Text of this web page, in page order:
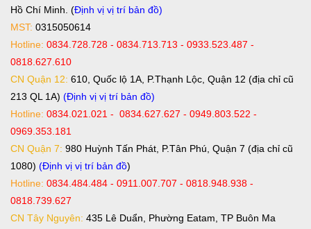
Hồ Chí Minh. (Định vị vị trí bản đồ)
MST: 0315050614
Hotline: 0834.728.728 - 0834.713.713 - 0933.523.487 -
0818.627.610
CN Quận 12: 610, Quốc lộ 1A, P.Thạnh Lộc, Quận 12 (địa chỉ cũ
213 QL 1A) (Định vị vị trí bản đồ)
Hotline: 0834.021.021 - 0834.627.627 - 0949.803.522 -
0969.353.181
CN Quận 7: 980 Huỳnh Tấn Phát, P.Tân Phú, Quận 7 (địa chỉ cũ
1080) (Định vị vị trí bản đồ)
Hotline: 0834.484.484 - 0911.007.707 - 0818.948.938 -
0818.739.627
CN Tây Nguyên: 435 Lê Duẩn, Phường Eatam, TP Buôn Ma